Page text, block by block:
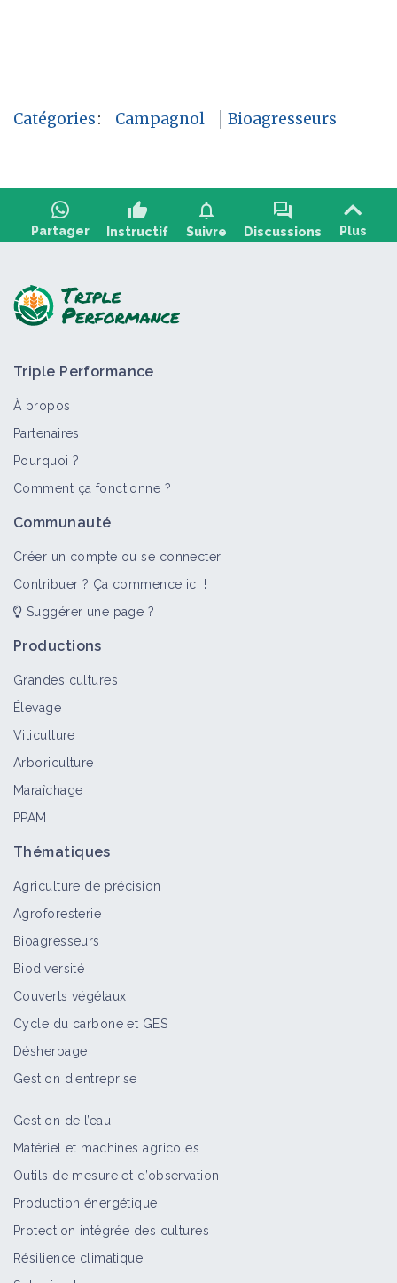
Catégories: Campagnol Bioagresseurs
Partager
thumb_up
Instructif
notifications
Suivre
forum
Discussions Plus
Rongeur
Castor
Triple Performance
À propos
Partenaires
Pourquoi ?
Comment ça fonctionne ?
Communauté
Créer un compte ou se connecter
Contribuer ? Ça commence ici !
Suggérer une page ?
Productions
Grandes cultures
Élevage
Viticulture
Arboriculture
Maraîchage
PPAM
Thématiques
Agriculture de précision
Agroforesterie
Bioagresseurs
Biodiversité
Couverts végétaux
Cycle du carbone et GES
Désherbage
Gestion d'entreprise
Gestion de l’eau
Matériel et machines agricoles
Outils de mesure et d’observation
Production énergétique
Protection intégrée des cultures
Résilience climatique